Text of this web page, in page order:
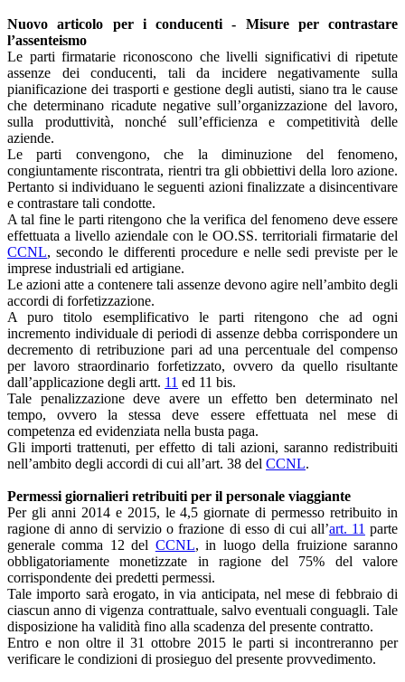
Nuovo articolo per i conducenti - Misure per contrastare
l’assenteismo
Le parti firmatarie riconoscono che livelli significativi di ripetute
assenze dei conducenti, tali da incidere negativamente sulla
pianificazione dei trasporti e gestione degli autisti, siano tra le cause
che determinano ricadute negative sull’organizzazione del lavoro,
sulla produttività, nonché sull’efficienza e competitività delle
aziende.
Le parti convengono, che la diminuzione del fenomeno,
congiuntamente riscontrata, rientri tra gli obbiettivi della loro azione.
Pertanto si individuano le seguenti azioni finalizzate a disincentivare
e contrastare tali condotte.
A tal fine le parti ritengono che la verifica del fenomeno deve essere
effettuata a livello aziendale con le OO.SS. territoriali firmatarie del
CCNL, secondo le differenti procedure e nelle sedi previste per le
imprese industriali ed artigiane.
Le azioni atte a contenere tali assenze devono agire nell’ambito degli
accordi di forfetizzazione.
A puro titolo esemplificativo le parti ritengono che ad ogni
incremento individuale di periodi di assenze debba corrispondere un
decremento di retribuzione pari ad una percentuale del compenso
per lavoro straordinario forfetizzato, ovvero da quello risultante
dall’applicazione degli artt. 11 ed 11 bis.
Tale penalizzazione deve avere un effetto ben determinato nel
tempo, ovvero la stessa deve essere effettuata nel mese di
competenza ed evidenziata nella busta paga.
Gli importi trattenuti, per effetto di tali azioni, saranno redistribuiti
nell’ambito degli accordi di cui all’art. 38 del CCNL.
Permessi giornalieri retribuiti per il personale viaggiante
Per gli anni 2014 e 2015, le 4,5 giornate di permesso retribuito in
ragione di anno di servizio o frazione di esso di cui all’art. 11 parte
generale comma 12 del CCNL, in luogo della fruizione saranno
obbligatoriamente monetizzate in ragione del 75% del valore
corrispondente dei predetti permessi.
Tale importo sarà erogato, in via anticipata, nel mese di febbraio di
ciascun anno di vigenza contrattuale, salvo eventuali conguagli. Tale
disposizione ha validità fino alla scadenza del presente contratto.
Entro e non oltre il 31 ottobre 2015 le parti si incontreranno per
verificare le condizioni di prosieguo del presente provvedimento.